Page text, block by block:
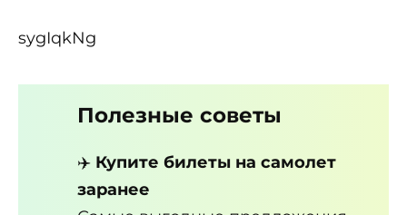
sygIqkNg
Полезные советы
✈️ Купите билеты на самолет
заранее